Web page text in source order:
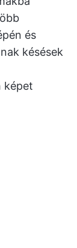
és
késések
képet